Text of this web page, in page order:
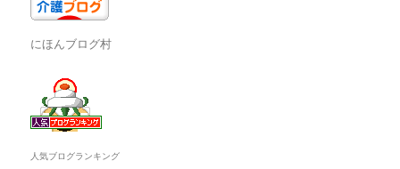
にほんブログ村
人気ブログランキング